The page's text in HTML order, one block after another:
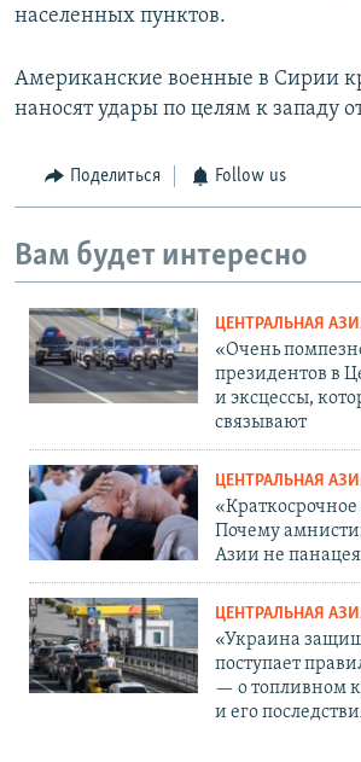
населенных пунктов.
Американские военные в Сирии
наносят удары по целям к западу
Поделиться Follow us
Вам будет интересно
ЦЕНТРАЛЬНАЯ
«Очень
президентов в
и эксцессы,
связывают
ЦЕНТРАЛЬНАЯ
Почему
Азии не
ЦЕНТРАЛЬНАЯ
«Украина
поступает
— о топливном
и его